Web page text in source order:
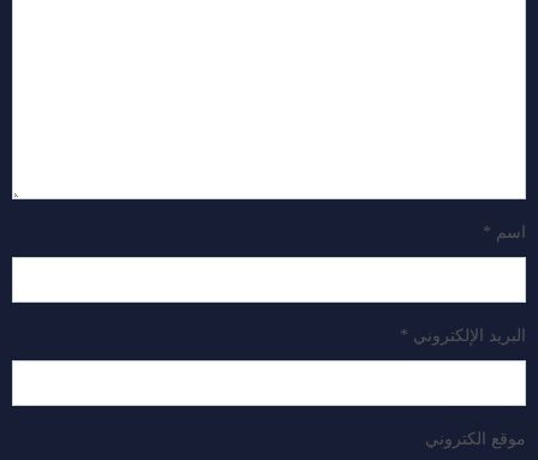
اسم *
البريد الإلكتروني *
موقع الكتروني